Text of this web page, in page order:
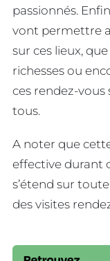
passionnés.
vont permettre
sur ces lieux,
richesses ou
ces rendez-vous
tous.
A noter que
effective durant
s’étend sur
des visites